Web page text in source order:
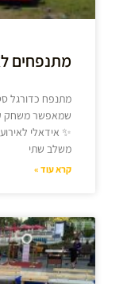
מתנפחים
מתנפח כדורגל
שמאפשר משחק
משלב שתי
קרא עוד »